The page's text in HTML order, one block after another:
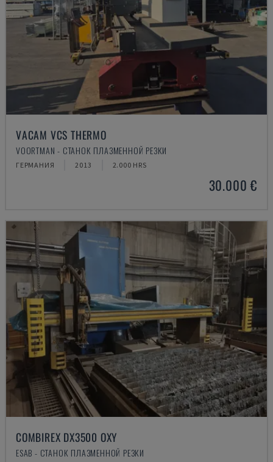
VACAM VCS THERMO
VOORTMAN - СТАНОК ПЛАЗМЕННОЙ РЕЗКИ
ГЕРМАНИЯ 2013 2.000 HRS
30.000 €
COMBIREX DX3500 OXY
ESAB - СТАНОК ПЛАЗМЕННОЙ РЕЗКИ